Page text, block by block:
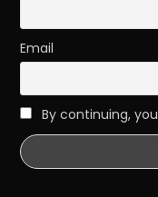
Email
By continuing,